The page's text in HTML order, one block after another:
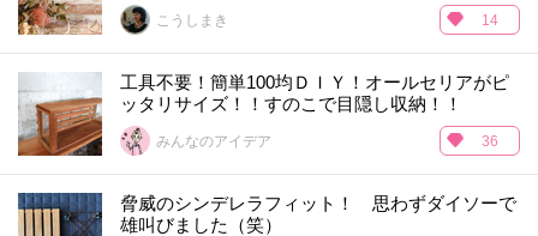
こうしまき 14
工具不要！簡単100均ＤＩＹ！オールセリアがピ
ッタリサイズ！！すのこで目隠し収納！！
みんなのアイデア 36
脅威のシンデレラフィット！ 思わずダイソーで
雄叫びました（笑）